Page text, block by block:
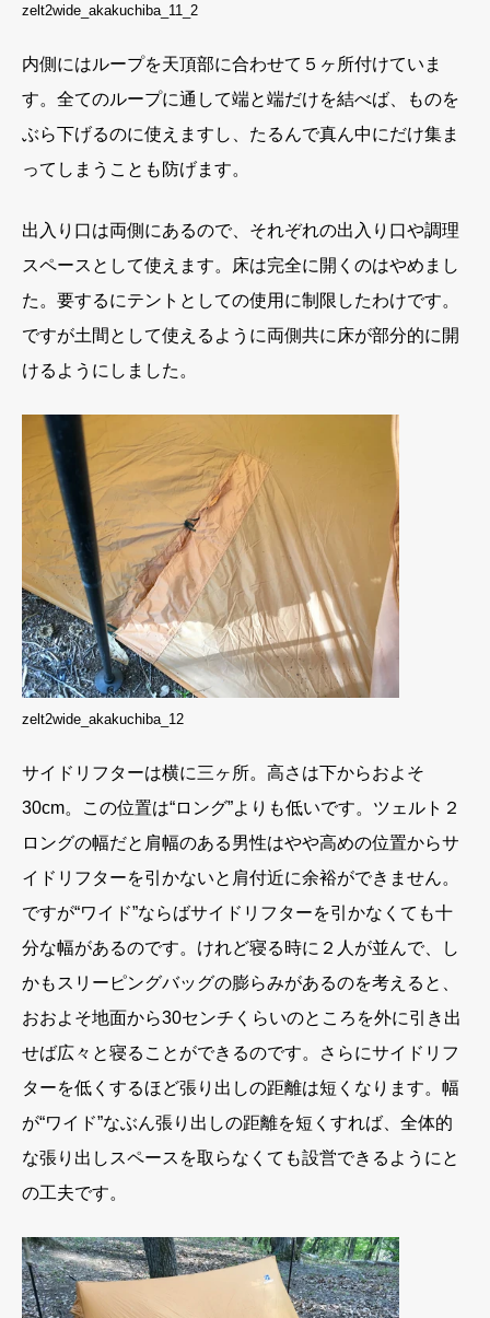
zelt2wide_akakuchiba_11_2
内側にはループを天頂部に合わせて５ヶ所付けていま
す。全てのループに通して端と端だけを結べば、ものを
ぶら下げるのに使えますし、たるんで真ん中にだけ集ま
ってしまうことも防げます。
出入り口は両側にあるので、それぞれの出入り口や調理
スペースとして使えます。床は完全に開くのはやめまし
た。要するにテントとしての使用に制限したわけです。
ですが土間として使えるように両側共に床が部分的に開
けるようにしました。
zelt2wide_akakuchiba_12
サイドリフターは横に三ヶ所。高さは下からおよそ
30cm。この位置は“ロング”よりも低いです。ツェルト２
ロングの幅だと肩幅のある男性はやや高めの位置からサ
イドリフターを引かないと肩付近に余裕ができません。
ですが“ワイド”ならばサイドリフターを引かなくても十
分な幅があるのです。けれど寝る時に２人が並んで、し
かもスリーピングバッグの膨らみがあるのを考えると、
おおよそ地面から30センチくらいのところを外に引き出
せば広々と寝ることができるのです。さらにサイドリフ
ターを低くするほど張り出しの距離は短くなります。幅
が“ワイド”なぶん張り出しの距離を短くすれば、全体的
な張り出しスペースを取らなくても設営できるようにと
の工夫です。